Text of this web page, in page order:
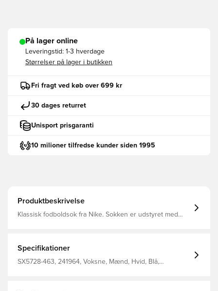
På lager online
Leveringstid: 1-3 hverdage
Størrelser på lager i butikken
Fri fragt ved køb over 699 kr
30 dages returret
Unisport prisgaranti
10 milioner tilfredse kunder siden 1995
Produktbeskrivelse
Klassisk fodboldsok fra Nike. Sokken er udstyret med
Specifikationer
SX5728-463, 241964, Voksne, Mænd, Hvid, Blå,